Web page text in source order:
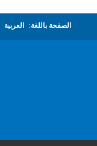
الصفحة باللغة: العربية